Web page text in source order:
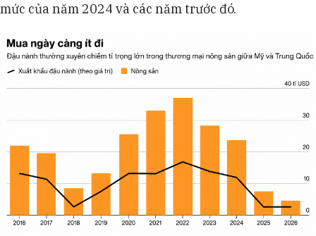
mức của năm 2024 và các năm trước đó.